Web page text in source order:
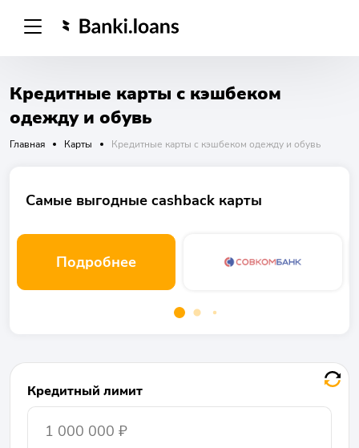
Кредитные карты с кэшбеком
одежду и обувь
Главная Карты Кредитные карты с кэшбеком одежду и обувь
Самые выгодные cashback карты
Подробнее
Кредитный лимит